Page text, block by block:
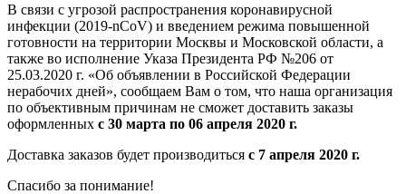
В связи с угрозой распространения коронавирусной
инфекции (2019-nCoV) и введением режима повышенной
готовности на территории Москвы и Московской области, а
также во исполнение Указа Президента РФ №206 от
25.03.2020 г. «Об объявлении в Российской Федерации
нерабочих дней», сообщаем Вам о том, что наша организация
по объективным причинам не сможет доставить заказы
оформленных с 30 марта по 06 апреля 2020 г.
Доставка заказов будет производиться с 7 апреля 2020 г.
Спасибо за понимание!